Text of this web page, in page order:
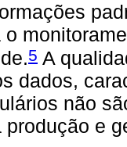
5 A
dados,
não
e